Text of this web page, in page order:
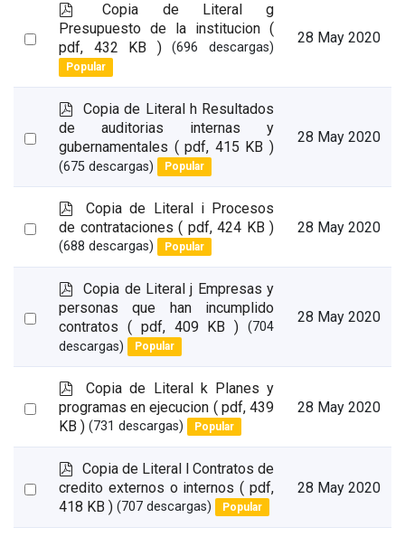
Select
item
p
d
f
Copia de Literal g
Presupuesto de la institucion (
pdf, 432 KB )
(696 descargas)
Popular
28 May 2020
Select
item
p
f
Copia de Literal h Resultados
de auditorias internas y
gubernamentales ( pdf, 415 KB )
(675 descargas) Popular
28 May 2020
Select
p
d
f
Copia de Literal i Procesos
de contrataciones ( pdf, 424 KB )
(688 descargas) Popular
28 May 2020
Select
item
p
d
f
Copia de Literal j Empresas y
personas que han incumplido
contratos ( pdf, 409 KB ) (704
descargas)
Popular
28 May 2020
Select
p
d
f
Copia de Literal k Planes y
programas en ejecucion ( pdf, 439
KB ) (731 descargas) Popular
28 May 2020
Select
p
d
f
Copia de Literal l Contratos de
credito externos o internos ( pdf,
418 KB ) (707 descargas) Popular
28 May 2020